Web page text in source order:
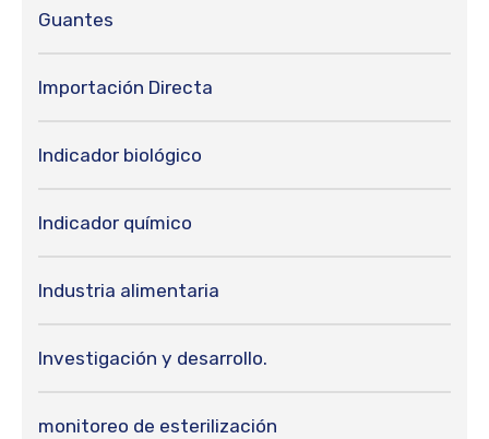
Guantes
Importación Directa
Indicador biológico
Indicador químico
Industria alimentaria
Investigación y desarrollo.
monitoreo de esterilización